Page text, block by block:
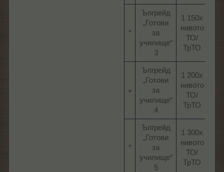
*​
Ъпгрейд
„Готови
за
училище“
3​
1 150х
нивото
ТО/
ТрТО​
Ъпгрейд
„Готови
за
училище“
4​
1 200х
нивото
ТО/
ТрТО​
*​
Ъпгрейд
„Готови
за
училище“
5​
1 300х
нивото
ТО/
ТрТО​